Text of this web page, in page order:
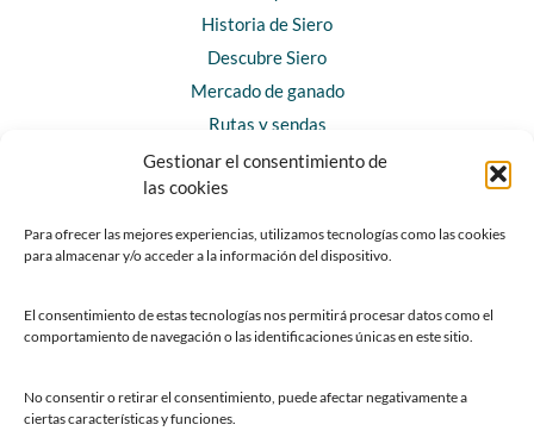
Gestionar el consentimiento de
las cookies
Para ofrecer las mejores experiencias, utilizamos tecnologías como las cookies
para almacenar y/o acceder a la información del dispositivo.
El consentimiento de estas tecnologías nos permitirá procesar datos como el
comportamiento de navegación o las identificaciones únicas en este sitio.
No consentir o retirar el consentimiento, puede afectar negativamente a
ciertas características y funciones.
Historia de Siero
Descubre Siero
Mercado de ganado
Rutas y sendas
Horarios y contacto
Teléfonos de interés
Chatbot Siero
SEDES ELECTRÓNICAS
Sede del Ayuntamiento de Siero